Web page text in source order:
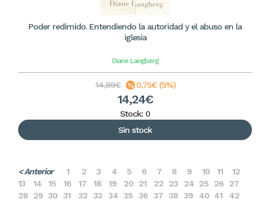
Poder redimido. Entendiendo la autoridad y el abuso en la
iglesia
Diane Langberg
14,99€ 0,75€ (5%)
14,24€
Stock: 0
Sin stock
< Anterior 1 2 3 4 5 6 7 8 9 10 11
12
13
14 15 16 17 18 19 20 21 22 23 24 25 26
27
28
29 30 31 32 33 34 35 36 37 38 39 40 41
42